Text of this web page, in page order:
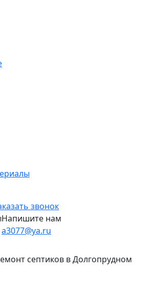
звонок
Напишите нам
a3077@ya.ru
септиков в Долгопрудном